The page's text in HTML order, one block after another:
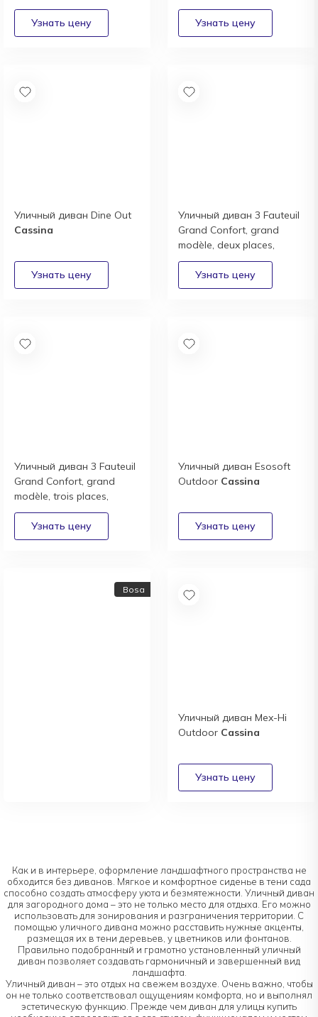
Уличный диван Dine Out
Cassina
Уличный диван 3 Fauteuil
Grand Confort, grand
modèle, deux places,
OutdoorCassina
Уличный диван 3 Fauteuil
Grand Confort, grand
modèle, trois places,
OutdoorCassina
Уличный диван Esosoft
Outdoor Cassina
Bosa
Уличный диван Mex-Hi
Outdoor Cassina
Как и в интерьере, оформление ландшафтного пространства не
обходится без диванов. Мягкое и комфортное сиденье в тени сада
способно создать атмосферу уюта и безмятежности. Уличный диван
для загородного дома – это не только место для отдыха. Его можно
использовать для зонирования и разграничения территории. С
помощью уличного дивана можно расставить нужные акценты,
размещая их в тени деревьев, у цветников или фонтанов.
Правильно подобранный и грамотно установленный уличный
диван позволяет создавать гармоничный и завершенный вид
ландшафта.
Уличный диван – это отдых на свежем воздухе. Очень важно, чтобы
он не только соответствовал ощущениям комфорта, но и выполнял
эстетическую функцию. Прежде чем диван для улицы купить